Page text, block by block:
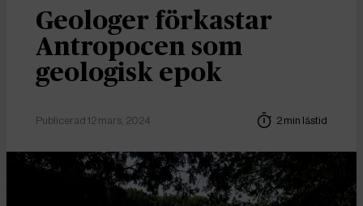
Geologer förkastar
Antropocen som
geologisk epok
Publicerad 12 mars, 2024 2 min lästid